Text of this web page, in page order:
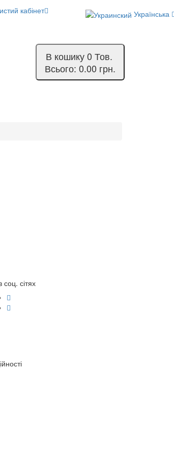
кабінет
Українська
В кошику0 Тов.
Всього: 0.00 грн.
сітях